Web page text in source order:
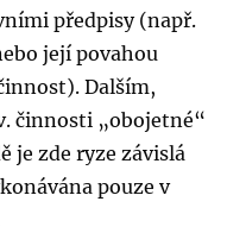
předpisy (např.
její povahou
Dalším,
činnosti „obojetné“
je zde ryze závislá
pouze v